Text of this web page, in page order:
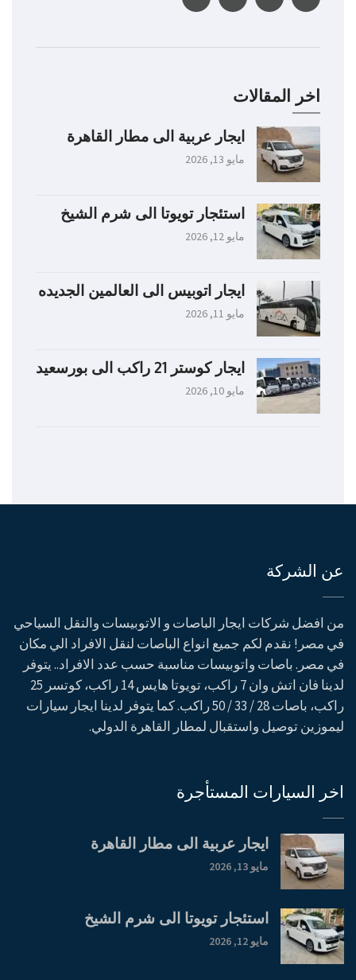
اخر المقالات
ايجار عربية الى مطار القاهرة
مايو 13, 2026
استئجار تويوتا الى شرم الشيخ
مايو 12, 2026
ايجار اتوبيس الى العالمين الجديده
مايو 11, 2026
ايجار كوستر 21 راكب الى بورسعيد
مايو 10, 2026
عن الشركة
من افضل شركات ايجار الباصات و الاتوبيسات والنقل السياحي
في مصر! نقدم لكم جميع انواع الباصات لنقل الافراد الي مكان
في مصر. باصات واتوبيسات مناسبة حسب عدد الافراد.. يتوفر
لدينا فان اتش وان 7 راكب، تويوتا هايس 14 راكب، كوتسر 25
راكب، باصات 28 / 33 / 50 راكب. كما يتوفر لدينا ايجار سيارات
ليموزين توصيل واستقبال لمطار القاهرة الدولي.
اخر السيارات المستأجرة
ايجار عربية الى مطار القاهرة
مايو 13, 2026
استئجار تويوتا الى شرم الشيخ
مايو 12, 2026